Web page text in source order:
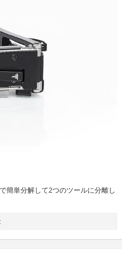
簡単分解して2つのツールに分離し